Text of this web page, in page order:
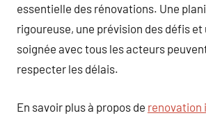
essentielle des rénovations. Une
rigoureuse, une prévision des défis
soignée avec tous les acteurs
respecter les délais.
En savoir plus à propos de renovation